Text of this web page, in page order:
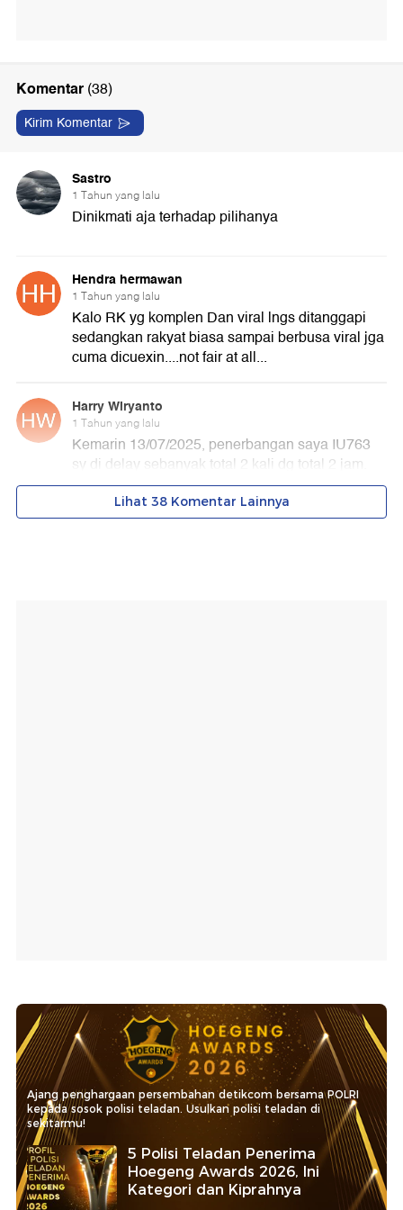
Ajang penghargaan persembahan detikcom bersama POLRI
kepada sosok polisi teladan. Usulkan polisi teladan di
sekitarmu!
5 Polisi Teladan Penerima
Hoegeng Awards 2026, Ini
Kategori dan Kiprahnya